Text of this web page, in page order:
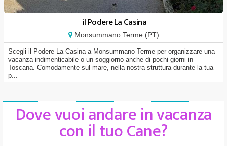
il Podere La Casina
Monsummano Terme (PT)
Scegli il Podere La Casina a Monsummano Terme per organizzare una
vacanza indimenticabile o un soggiorno anche di pochi giorni in
Toscana. Comodamente sul mare, nella nostra struttura durante la tua
p...
Dove vuoi andare in vacanza
con il tuo Cane?